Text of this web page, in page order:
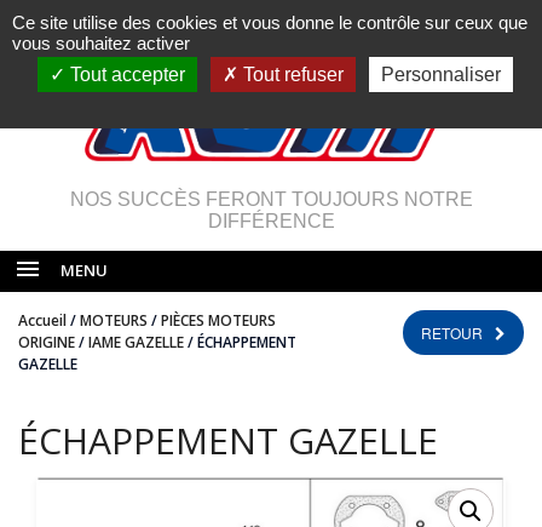
NOS SUCCÈS FERONT TOUJOURS NOTRE
DIFFÉRENCE
MENU
Accueil/MOTEURS /PIÈCES MOTEURS
ORIGINE/IAME GAZELLE/ ÉCHAPPEMENT
GAZELLE
RETOUR
ÉCHAPPEMENT GAZELLE
Ce site utilise des cookies et vous donne le contrôle sur ceux que
vous souhaitez activer
Tout accepter
Tout refuser Personnaliser